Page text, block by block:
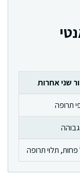
שני אחרות
תרופה
תלוי תרופה